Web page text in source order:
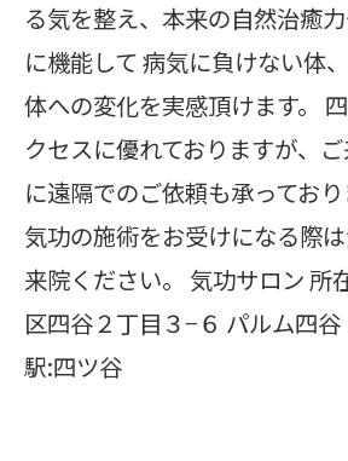
る気を整え、本来の自然治癒
に機能して 病気に負けない体
体への変化を実感頂けます。
クセスに優れておりますが、
に遠隔でのご依頼も承ってお
気功の施術をお受けになる際
来院ください。 気功サロン 所
区四谷２丁目３−６ パルム四
駅:四ツ谷